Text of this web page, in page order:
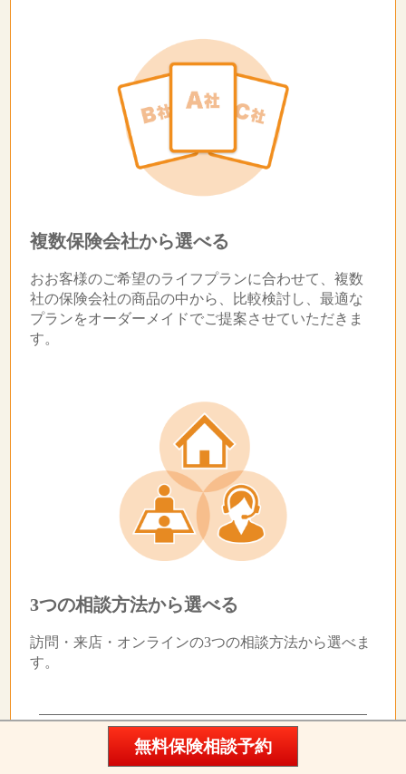
複数保険会社から選べる
おお客様のご希望のライフプランに合わせて、複数
社の保険会社の商品の中から、比較検討し、最適な
プランをオーダーメイドでご提案させていただきま
す。
3つの相談方法から選べる
訪問・来店・オンラインの3つの相談方法から選べま
す。
・保険のプロが無料でアドバイス
・1分で予約完了（必須項目3つだけ）
無料保険相談予約